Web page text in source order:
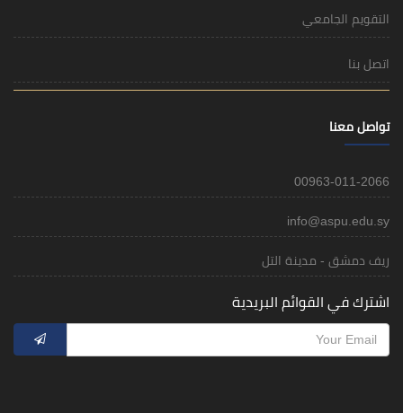
التقويم الجامعي
اتصل بنا
تواصل معنا
00963-011-2066
info@aspu.edu.sy
ريف دمشق - مدينة التل
اشترك في القوائم البريدية